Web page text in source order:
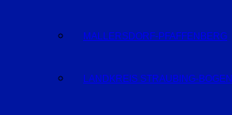
MALLERSDORF-PFAFFENBERG
LANDKREIS STRAUBING-BOGEN